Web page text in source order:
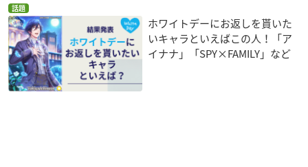
話題
ホワイトデーにお返しを貰いた
いキャラといえばこの人！「ア
イナナ」「SPY×FAMILY」など